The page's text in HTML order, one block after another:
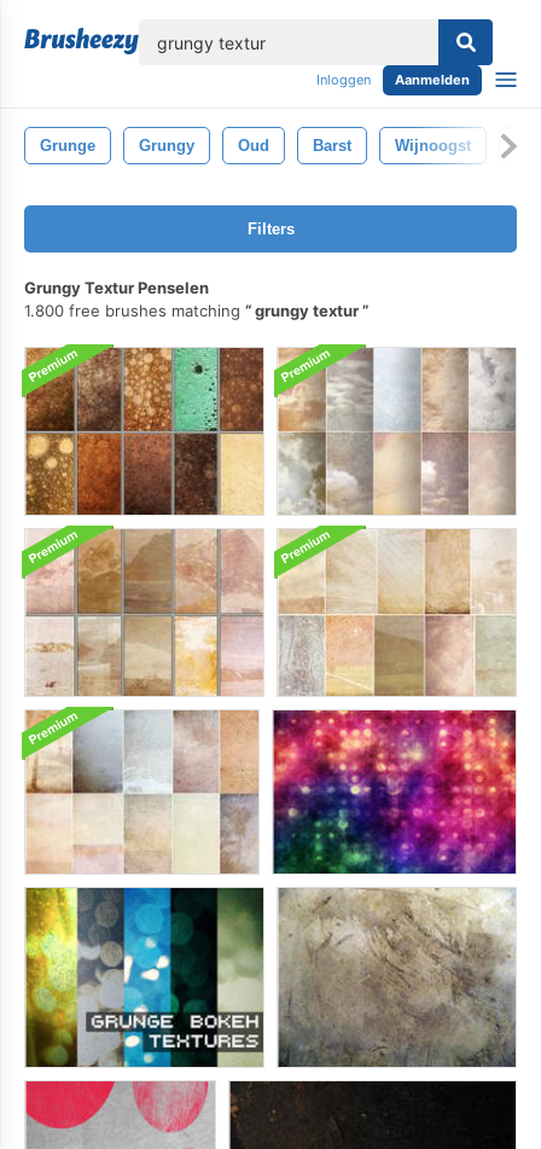
Inloggen Aanmelden
Grunge Grungy Oud Barst Wijnoogst
Filters
Grungy Textur Penselen
1.800 free brushes matching
grungy textur